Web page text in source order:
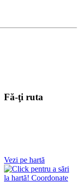
Fă-ţi ruta
Vezi pe hartă